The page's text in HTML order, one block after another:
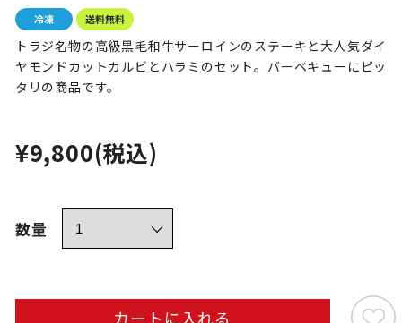
トラジ名物の高級黒毛和牛サーロインのステーキと大人気ダイ
ヤモンドカットカルビとハラミのセット。バーベキューにピッ
タリの商品です。
¥9,800(税込)
数量
カートに入れる